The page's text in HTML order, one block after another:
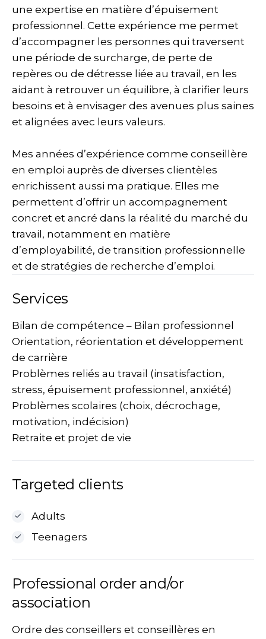
une expertise en matière d’épuisement
professionnel. Cette expérience me permet
d’accompagner les personnes qui traversent
une période de surcharge, de perte de
repères ou de détresse liée au travail, en les
aidant à retrouver un équilibre, à clarifier leurs
besoins et à envisager des avenues plus saines
et alignées avec leurs valeurs.
Mes années d’expérience comme conseillère
en emploi auprès de diverses clientèles
enrichissent aussi ma pratique. Elles me
permettent d’offrir un accompagnement
concret et ancré dans la réalité du marché du
travail, notamment en matière
d’employabilité, de transition professionnelle
et de stratégies de recherche d’emploi.
Services
Bilan de compétence – Bilan professionnel
Orientation, réorientation et développement
de carrière
Problèmes reliés au travail (insatisfaction,
stress, épuisement professionnel, anxiété)
Problèmes scolaires (choix, décrochage,
motivation, indécision)
Retraite et projet de vie
Targeted clients
Adults
Teenagers
Professional order and/or
association
Ordre des conseillers et conseillères en